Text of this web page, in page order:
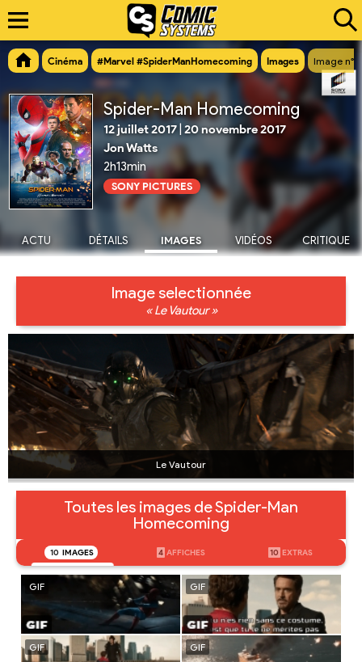
Cinéma #Marvel #SpiderManHomecoming Images Image
Spider-Man Homecoming
12 juillet 2017 20 novembre 2017
Jon Watts
2h13min
SONY PICTURES
ACTU DÉTAILS IMAGES VIDÉOS CRITIQUE
Image selectionnée
« Le Vautour »
Le Vautour
Toutes les images de Spider-Man
Homecoming
10 IMAGES 4 AFFICHES 10 EXTRAS